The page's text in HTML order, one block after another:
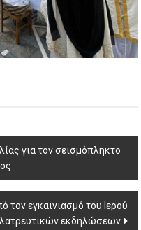
για τον σεισμόπληκτο
τον εγκαινιασμό του Ιερού
εκδηλώσεων